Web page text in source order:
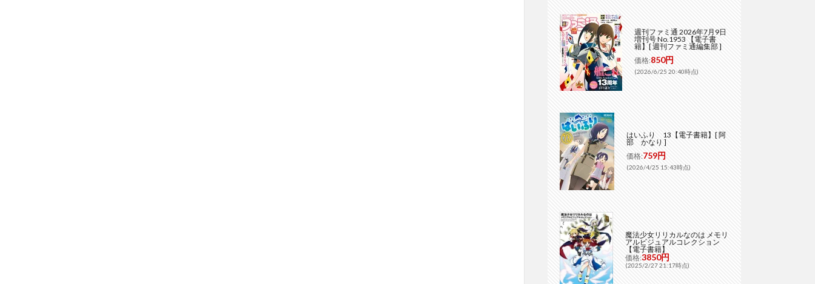
週刊ファミ通 2026年7月9日
増刊号 No.1953 【電子書
籍】[ 週刊ファミ通編集部 ]
価格:850円
(2026/6/25 20:40時点)
はいふり 13【電子書籍】[ 阿
部 かなり ]
価格:759円
(2026/4/25 15:43時点)
魔法少女リリカルなのは メモリ
アルビジュアルコレクション
【電子書籍】
価格:3850円
(2025/2/27 21:17時点)